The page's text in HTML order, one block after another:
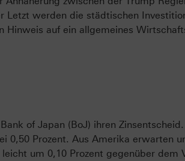
Letzt werden die städtischen
Hinweis auf ein allgemeines
of Japan (BoJ) ihren
0,50 Prozent. Aus Amerika erwarten
um 0,10 Prozent gegenüber dem